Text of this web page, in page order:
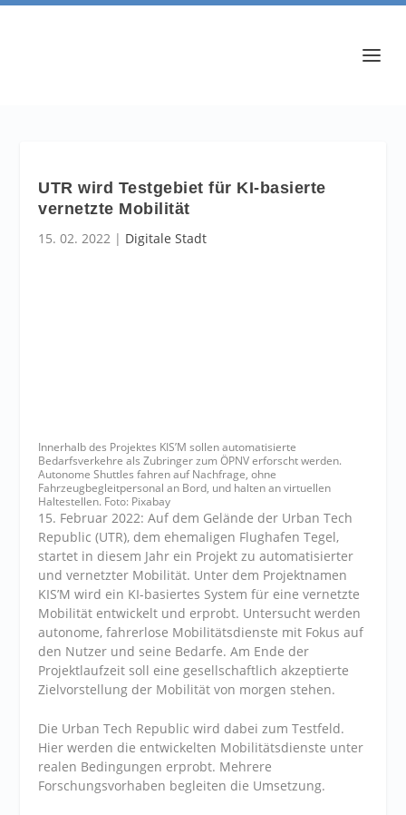
UTR wird Testgebiet für KI-basierte
vernetzte Mobilität
15. 02. 2022 | Digitale Stadt
Innerhalb des Projektes KIS’M sollen automatisierte
Bedarfsverkehre als Zubringer zum ÖPNV erforscht werden.
Autonome Shuttles fahren auf Nachfrage, ohne
Fahrzeugbegleitpersonal an Bord, und halten an virtuellen
Haltestellen. Foto: Pixabay
15. Februar 2022: Auf dem Gelände der Urban Tech
Republic (UTR), dem ehemaligen Flughafen Tegel,
startet in diesem Jahr ein Projekt zu automatisierter
und vernetzter Mobilität. Unter dem Projektnamen
KIS’M wird ein KI-basiertes System für eine vernetzte
Mobilität entwickelt und erprobt. Untersucht werden
autonome, fahrerlose Mobilitätsdienste mit Fokus auf
den Nutzer und seine Bedarfe. Am Ende der
Projektlaufzeit soll eine gesellschaftlich akzeptierte
Zielvorstellung der Mobilität von morgen stehen.
Die Urban Tech Republic wird dabei zum Testfeld.
Hier werden die entwickelten Mobilitätsdienste unter
realen Bedingungen erprobt. Mehrere
Forschungsvorhaben begleiten die Umsetzung.